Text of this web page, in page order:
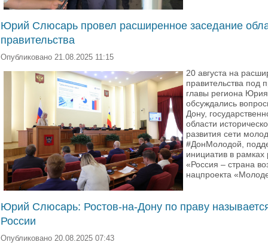
Юрий Слюсарь провел расширенное заседание
правительства
Опубликовано 21.08.2025 11:15
20 августа на
правительства под
главы региона
обсуждались
Дону,
области
развития сети
#ДонМолодой,
инициатив в рамках
«Россия – страна
нацпроекта
Юрий Слюсарь: Ростов-на-Дону по праву
России
Опубликовано 20.08.2025 07:43